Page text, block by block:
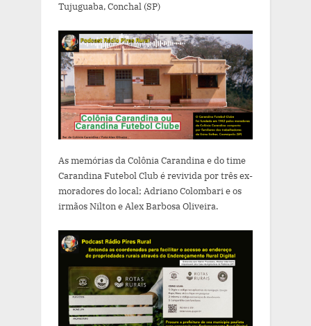
Tujuguaba, Conchal (SP)
As memórias da Colônia Carandina e do time
Carandina Futebol Club é revivida por três ex-
moradores do local; Adriano Colombari e os
irmãos Nilton e Alex Barbosa Oliveira.